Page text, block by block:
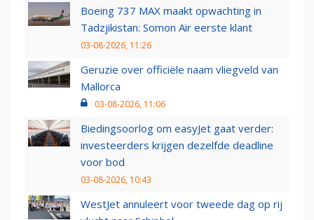
Boeing 737 MAX maakt opwachting in
Tadzjikistan: Somon Air eerste klant
03-08-2026, 11:26
Geruzie over officiële naam vliegveld van
Mallorca
03-08-2026, 11:06
Biedingsoorlog om easyJet gaat verder:
investeerders krijgen dezelfde deadline
voor bod
03-08-2026, 10:43
WestJet annuleert voor tweede dag op rij